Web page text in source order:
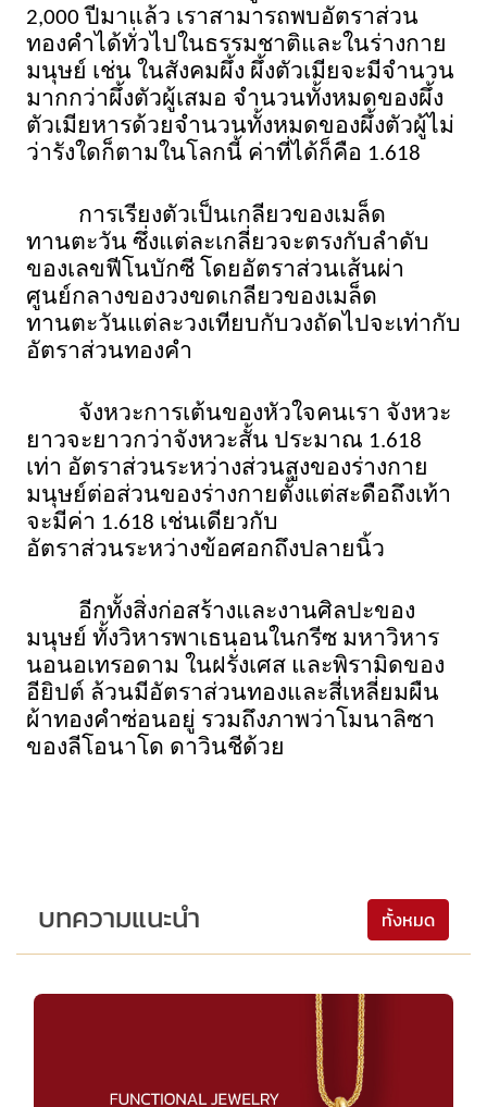
2,000 ปีมาแล้ว เราสามารถพบอัตราส่วน
ทองคำได้ทั่วไปในธรรมชาติและในร่างกาย
มนุษย์ เช่น ในสังคมผึ้ง ผึ้งตัวเมียจะมีจำนวน
มากกว่าผึ้งตัวผู้เสมอ จำนวนทั้งหมดของผึ้ง
ตัวเมียหารด้วยจำนวนทั้งหมดของผึ้งตัวผู้ไม่
ว่ารังใดก็ตามในโลกนี้ ค่าที่ได้ก็คือ 1.618
การเรียงตัวเป็นเกลียวของเมล็ด
ทานตะวัน ซึ่งแต่ละเกลี่ยวจะตรงกับลำดับ
ของเลขฟีโนบักซี โดยอัตราส่วนเส้นผ่า
ศูนย์กลางของวงขดเกลียวของเมล็ด
ทานตะวันแต่ละวงเทียบกับวงถัดไปจะเท่ากับ
อัตราส่วนทองคำ
จังหวะการเต้นของหัวใจคนเรา จังหวะ
ยาวจะยาวกว่าจังหวะสั้น ประมาณ 1.618
เท่า อัตราส่วนระหว่างส่วนสูงของร่างกาย
มนุษย์ต่อส่วนของร่างกายตั้งแต่สะดือถึงเท้า
จะมีค่า 1.618 เช่นเดียวกับ
อัตราส่วนระหว่างข้อศอกถึงปลายนิ้ว
อีกทั้งสิ่งก่อสร้างและงานศิลปะของ
มนุษย์ ทั้งวิหารพาเธนอนในกรีซ มหาวิหาร
นอนอเทรอดาม ในฝรั่งเศส และพิรามิดของ
อียิปต์ ล้วนมีอัตราส่วนทองและสี่เหลี่ยมผืน
ผ้าทองคำซ่อนอยู่ รวมถึงภาพว่าโมนาลิซา
ของลีโอนาโด ดาวินชีด้วย
บทความแนะนำ ทั้งหมด